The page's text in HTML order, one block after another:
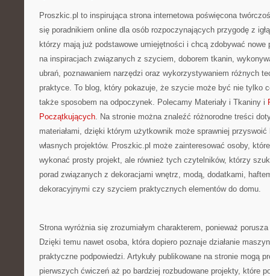
Proszkic.pl to inspirująca strona internetowa poświęcona
się poradnikiem online dla osób rozpoczynających przygodę z
którzy mają już podstawowe umiejętności i chcą zdobywać nowe
na inspiracjach związanych z szyciem, doborem tkanin,
ubrań, poznawaniem narzędzi oraz wykorzystywaniem różnych
praktyce. To blog, który pokazuje, że szycie może być nie tylko
także sposobem na odpoczynek. Polecamy Materiały i Tkaniny i
Początkujących. Na stronie można znaleźć różnorodne treści
materiałami, dzięki którym użytkownik może sprawniej
własnych projektów. Proszkic.pl może zainteresować osoby,
wykonać prosty projekt, ale również tych czytelników, którzy
porad związanych z dekoracjami wnętrz, modą, dodatkami,
dekoracyjnymi czy szyciem praktycznych elementów do domu.
Strona wyróżnia się zrozumiałym charakterem, ponieważ
Dzięki temu nawet osoba, która dopiero poznaje działanie
praktyczne podpowiedzi. Artykuły publikowane na stronie mogą
pierwszych ćwiczeń aż po bardziej rozbudowane projekty, które